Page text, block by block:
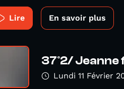
Lire En savoir plus
37°2/ Jeanne
Lundi 11 Février